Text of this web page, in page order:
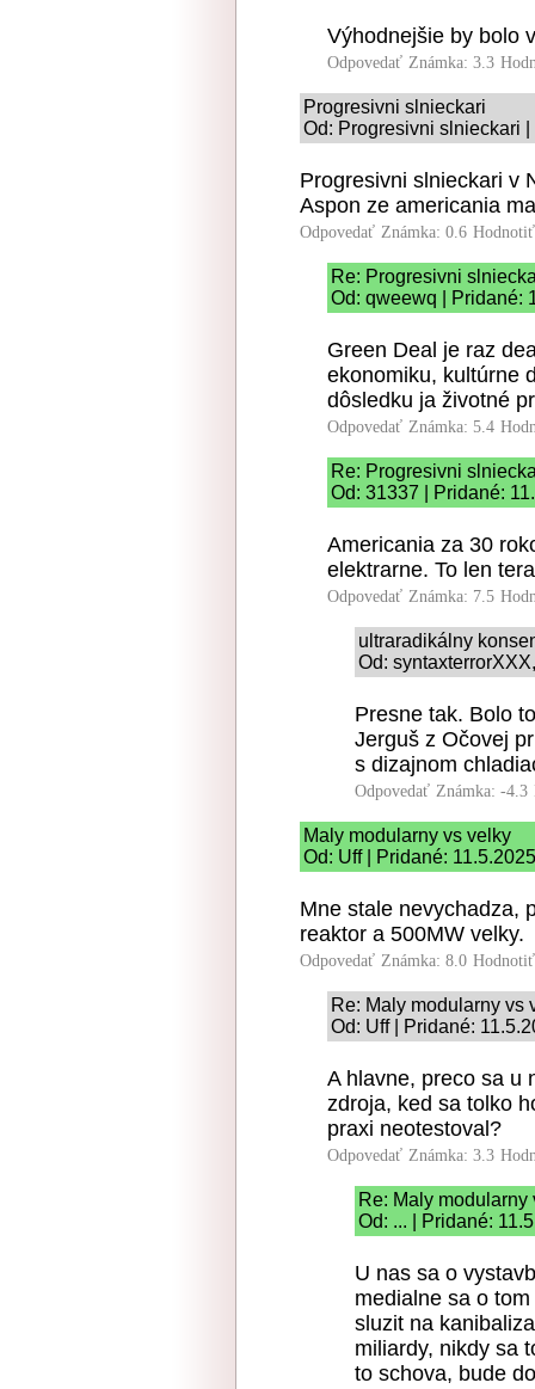
Výhodnejšie by bolo
Odpovedať Známka: 3.3
Progresivni slnieckari
Od: Progresivni slnieckari
Progresivni slnieckari v
Aspon ze americania
Odpovedať Známka: 0.6
Re: Progresivni
Od: qweewq | Pridané:
Green Deal je raz
ekonomiku, kultúrne
dôsledku ja životné
Odpovedať Známka: 5.4
Re: Progresivni
Od: 31337 | Pridané:
Americania za 30
elektrarne. To len
Odpovedať Známka: 7.5
ultraradikálny
Od:
Presne tak. Bolo
Jerguš z Očovej
s dizajnom
Odpovedať Známka: -4.3
Maly modularny vs velky
Od: Uff | Pridané:
Mne stale nevychadza,
reaktor a 500MW velky.
Odpovedať Známka: 8.0
Re: Maly modularny vs
Od: Uff | Pridané:
A hlavne, preco sa u
zdroja, ked sa tolko
praxi neotestoval?
Odpovedať Známka: 3.3
Re: Maly modularny
Od: ... | Pridané:
U nas sa o
medialne sa o
sluzit na
miliardy, nikdy sa
to schova, bude